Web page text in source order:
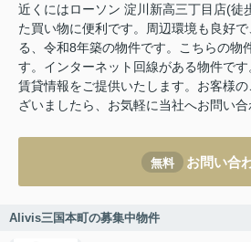
近くにはローソン 淀川新高三丁目店(徒
た買い物に便利です。周辺環境も良好
る、令和8年築の物件です。こちらの物
す。インターネット回線がある物件で
賃貸情報をご提供いたします。お客様
ざいましたら、お気軽に当社へお問い合
無料 お問い合
Alivis三国本町の募集中物件